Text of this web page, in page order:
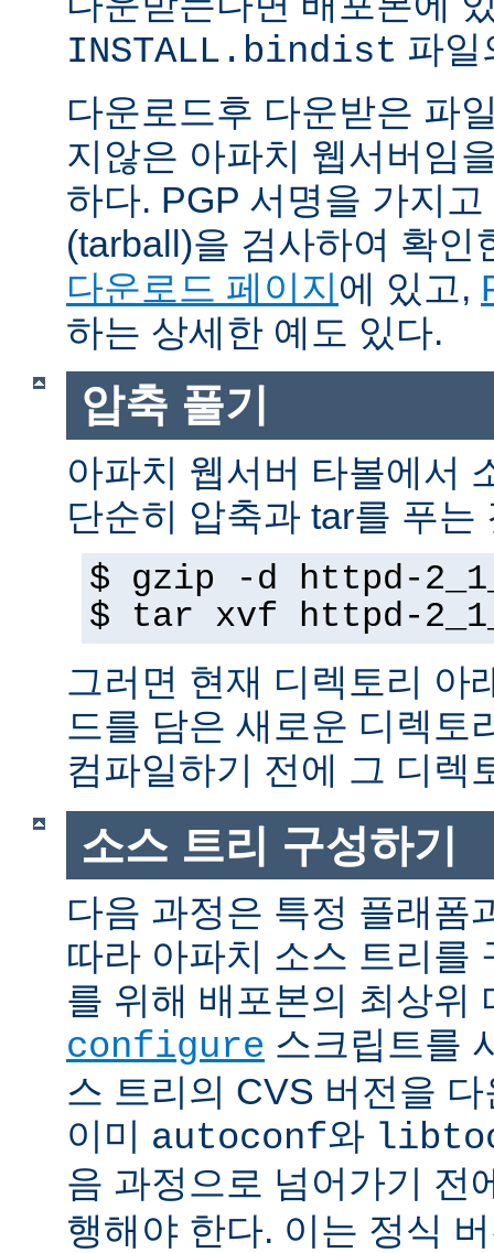
INSTALL.bindist 파일
다운로드후 다운받은 파
지않은 아파치 웹서버임
하다. PGP 서명을 가지
(tarball)을 검사하여 확인
다운로드 페이지 에 있고,
하는 상세한 예도 있다.
압축 풀기
아파치 웹서버 타볼에서
단순히 압축과 tar를 푸는
$ gzip -d httpd-
$ tar xvf httpd-
그러면 현재 디렉토리 아
드를 담은 새로운 디렉토
컴파일하기 전에 그 디렉
소스 트리 구성하기
다음 과정은 특정 플래폼
따라 아파치 소스 트리를
를 위해 배포본의 최상위
configure 스크립트를
스 트리의 CVS 버전을
이미 autoconf와
음 과정으로 넘어가기 전
행해야 한다. 이는 정식